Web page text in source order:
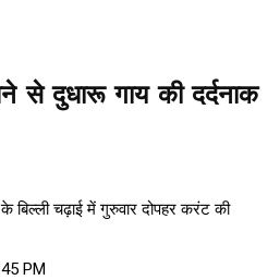
दुधारू गाय की दर्दनाक
बिल्ली चढ़ाई में गुरुवार दोपहर करंट की
PM